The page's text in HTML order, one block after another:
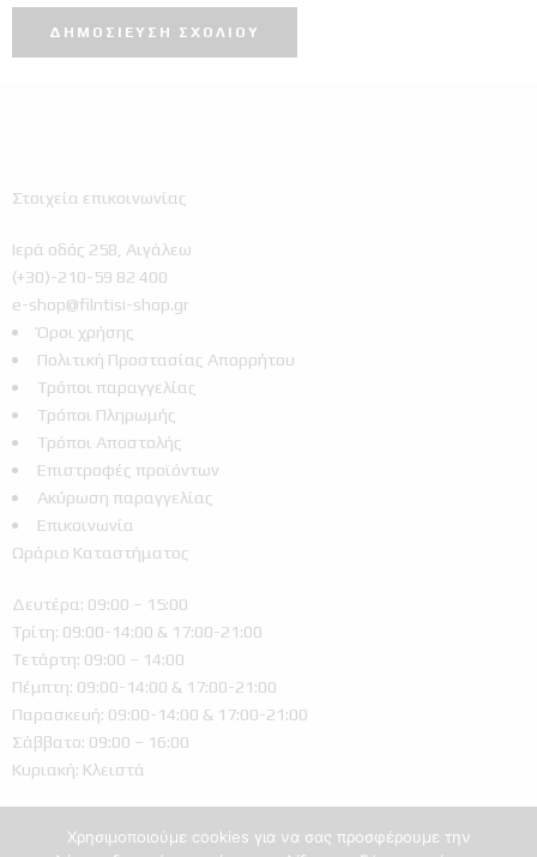
Στοιχεία επικοινωνίας
Ιερά οδός 258, Αιγάλεω
(+30)-210-59 82 400
e-shop@filntisi-shop.gr
Όροι χρήσης
Πολιτική Προστασίας Απορρήτου
Τρόποι παραγγελίας
Τρόποι Πληρωμής
Τρόποι Αποστολής
Επιστροφές προϊόντων
Ακύρωση παραγγελίας
Επικοινωνία
Ωράριο Καταστήματος
Δευτέρα: 09:00 – 15:00
Τρίτη: 09:00-14:00 & 17:00-21:00
Τετάρτη: 09:00 – 14:00
Πέμπτη: 09:00-14:00 & 17:00-21:00
Παρασκευή: 09:00-14:00 & 17:00-21:00
Σάββατο: 09:00 – 16:00
Κυριακή: Κλειστά
Χρησιμοποιούμε cookies για να σας προσφέρουμε την